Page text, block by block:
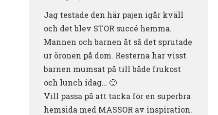
Jag testade den här pajen igår kväll
och det blev STOR succé hemma.
Mannen och barnen åt så det sprutade
ur öronen på dom. Resterna har visst
barnen mumsat på till både frukost
och lunch idag… 🙂
Vill passa på att tacka för en superbra
hemsida med MASSOR av inspiration.